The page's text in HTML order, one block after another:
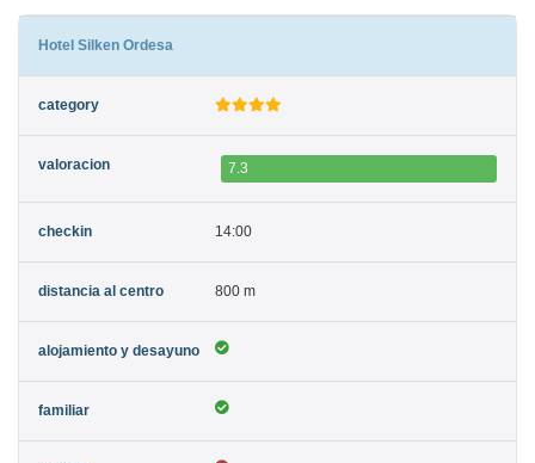
Hotel Silken Ordesa
7.3
14:00
800 m